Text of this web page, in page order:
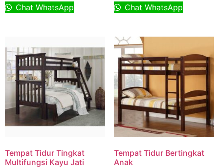
Chat WhatsApp Chat WhatsApp
Tempat Tidur Tingkat
Multifungsi Kayu Jati
Tempat Tidur Bertingkat
Anak